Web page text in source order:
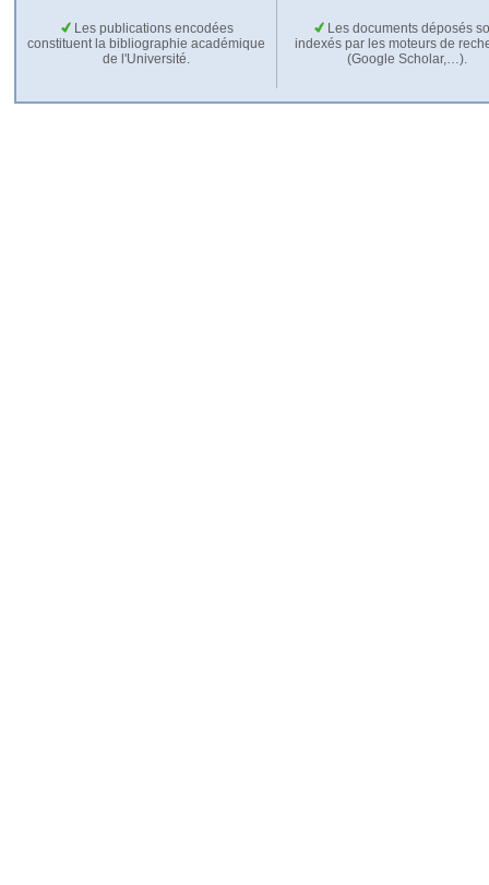
Les publications encodées
constituent la bibliographie académique
de l'Université.
Les documents déposés
indexés par les moteurs de
(Google Scholar,…).